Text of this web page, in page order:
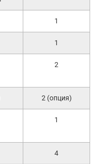
1
1
2
2 (опция)
1
4